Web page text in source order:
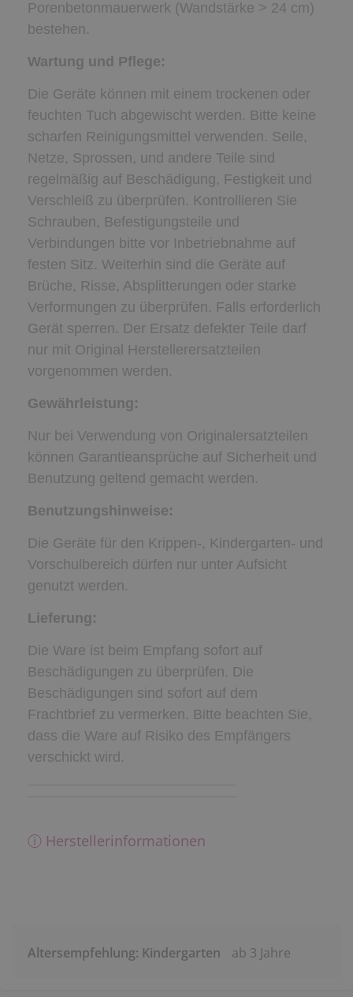
Porenbetonmauerwerk (Wandstärke > 24 cm)
bestehen.
Wartung und Pflege:
Die Geräte können mit einem trockenen oder
feuchten Tuch abgewischt werden. Bitte keine
scharfen Reinigungsmittel verwenden. Seile,
Netze, Sprossen, und andere Teile sind
regelmäßig auf Beschädigung, Festigkeit und
Verschleiß zu überprüfen. Kontrollieren Sie
Schrauben, Befestigungsteile und
Verbindungen bitte vor Inbetriebnahme auf
festen Sitz. Weiterhin sind die Geräte auf
Brüche, Risse, Absplitterungen oder starke
Verformungen zu überprüfen. Falls erforderlich
Gerät sperren. Der Ersatz defekter Teile darf
nur mit Original Herstellerersatzteilen
vorgenommen werden.
Gewährleistung:
Nur bei Verwendung von Originalersatzteilen
können Garantieansprüche auf Sicherheit und
Benutzung geltend gemacht werden.
Benutzungshinweise:
Die Geräte für den Krippen-, Kindergarten- und
Vorschulbereich dürfen nur unter Aufsicht
genutzt werden.
Lieferung:
Die Ware ist beim Empfang sofort auf
Beschädigungen zu überprüfen. Die
Beschädigungen sind sofort auf dem
Frachtbrief zu vermerken. Bitte beachten Sie,
dass die Ware auf Risiko des Empfängers
verschickt wird.
ⓘ Herstellerinformationen
Altersempfehlung: Kindergarten ab 3 Jahre